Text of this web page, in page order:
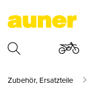
Zubehör, Ersatzteile